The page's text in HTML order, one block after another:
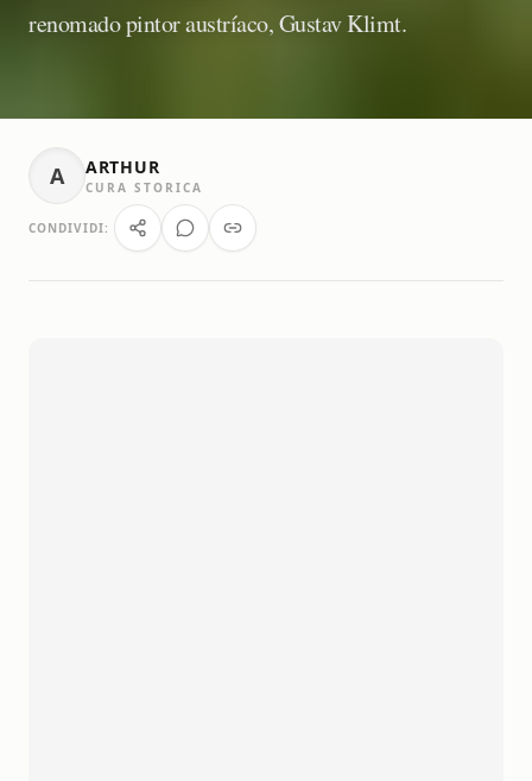
renomado pintor austríaco, Gustav Klimt.
A ARTHUR
CURA STORICA
CONDIVIDI: